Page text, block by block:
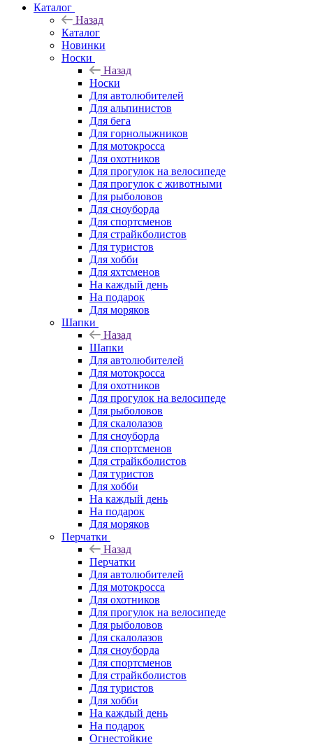
Каталог
Назад
Каталог
Новинки
Носки
Назад
Носки
Для автолюбителей
Для альпинистов
Для бега
Для горнолыжников
Для мотокросса
Для охотников
Для прогулок на велосипеде
Для прогулок с животными
Для рыболовов
Для сноуборда
Для спортсменов
Для страйкболистов
Для туристов
Для хобби
Для яхтсменов
На каждый день
На подарок
Для моряков
Шапки
Назад
Шапки
Для автолюбителей
Для мотокросса
Для охотников
Для прогулок на велосипеде
Для рыболовов
Для скалолазов
Для сноуборда
Для спортсменов
Для страйкболистов
Для туристов
Для хобби
На каждый день
На подарок
Для моряков
Перчатки
Назад
Перчатки
Для автолюбителей
Для мотокросса
Для охотников
Для прогулок на велосипеде
Для рыболовов
Для скалолазов
Для сноуборда
Для спортсменов
Для страйкболистов
Для туристов
Для хобби
На каждый день
На подарок
Огнестойкие